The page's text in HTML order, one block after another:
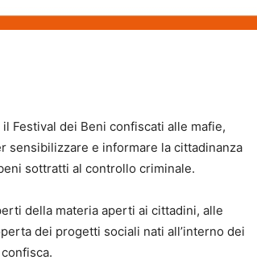
Festival dei Beni confiscati alle mafie,
sensibilizzare e informare la cittadinanza
sottratti al controllo criminale.
della materia aperti ai cittadini, alle
dei progetti sociali nati all’interno dei